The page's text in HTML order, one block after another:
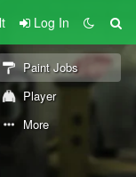
Log In
Paint Jobs
Player
More